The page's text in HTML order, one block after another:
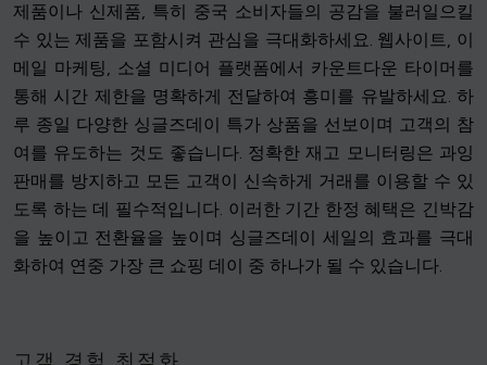
제품이나 신제품, 특히 중국 소비자들의 공감을 불러일으킬
수 있는 제품을 포함시켜 관심을 극대화하세요. 웹사이트, 이
메일 마케팅, 소셜 미디어 플랫폼에서 카운트다운 타이머를
통해 시간 제한을 명확하게 전달하여 흥미를 유발하세요. 하
루 종일 다양한 싱글즈데이 특가 상품을 선보이며 고객의 참
여를 유도하는 것도 좋습니다. 정확한 재고 모니터링은 과잉
판매를 방지하고 모든 고객이 신속하게 거래를 이용할 수 있
도록 하는 데 필수적입니다. 이러한 기간 한정 혜택은 긴박감
을 높이고 전환율을 높이며 싱글즈데이 세일의 효과를 극대
화하여 연중 가장 큰 쇼핑 데이 중 하나가 될 수 있습니다.